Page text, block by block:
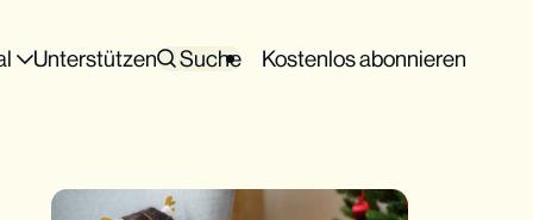
Unterstützen Suche Kostenlos abonnieren